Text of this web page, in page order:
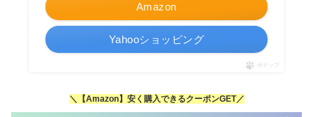
Amazon
Yahooショッピング
ポチップ
＼【Amazon】安く購入できるクーポンGET／